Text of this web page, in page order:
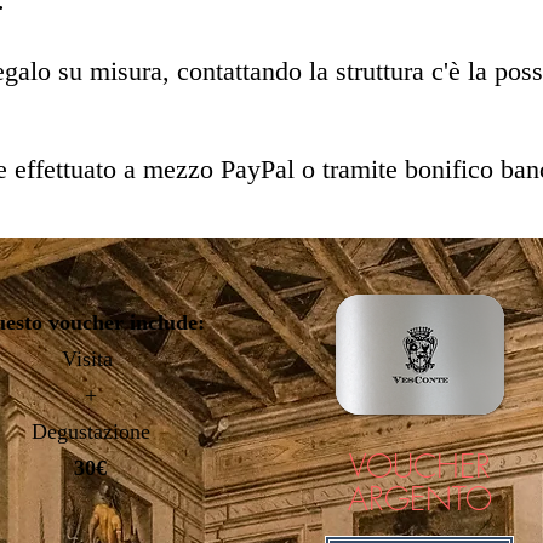
su misura, contattando la struttura c'è la
effettuato a mezzo PayPal o tramite bonifico
voucher include:
Visita
+
Degustazione
30€
VOUCHER
ARGENTO